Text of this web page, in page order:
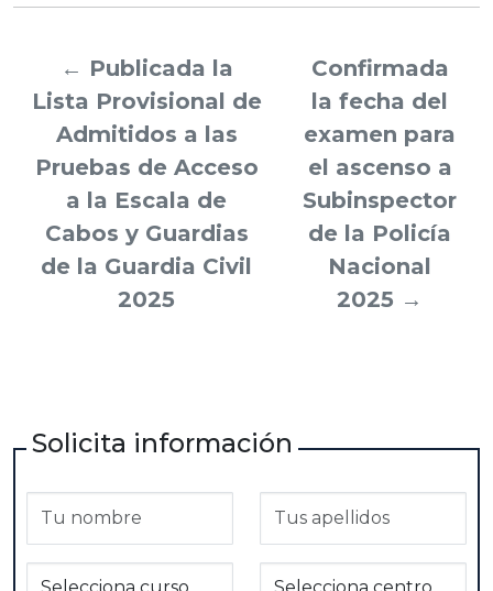
← Publicada la
Lista Provisional de
Admitidos a las
Pruebas de Acceso
a la Escala de
Cabos y Guardias
de la Guardia Civil
2025
Confirmada
la fecha del
examen para
el ascenso a
Subinspector
de la Policía
Nacional
2025 →
Solicita información